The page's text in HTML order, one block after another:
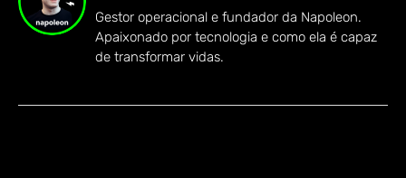
Gestor operacional e fundador da Napoleon.
Apaixonado por tecnologia e como ela é capaz
de transformar vidas.